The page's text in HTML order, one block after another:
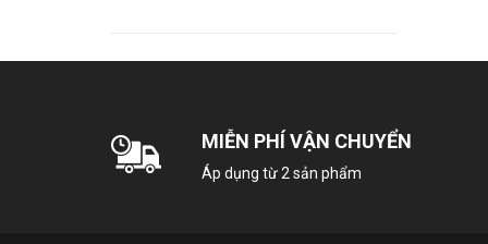
MIỄN PHÍ VẬN CHUYỂN
Áp dụng từ 2 sản phẩm